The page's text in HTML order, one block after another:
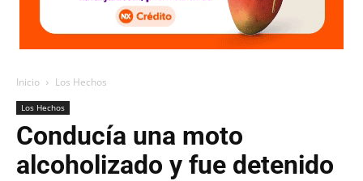
Inicio Los Hechos
Los Hechos
Conducía una moto
alcoholizado y fue detenido